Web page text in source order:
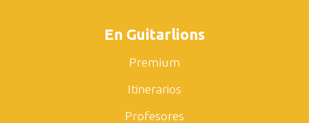
En Guitarlions
Premium
Itinerarios
Profesores